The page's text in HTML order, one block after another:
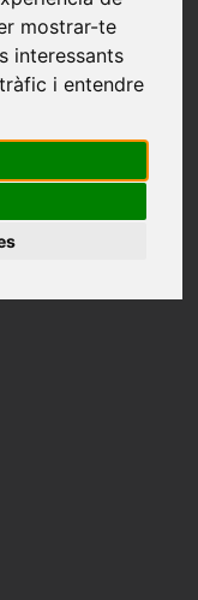
mostrar-te
interessants
i entendre